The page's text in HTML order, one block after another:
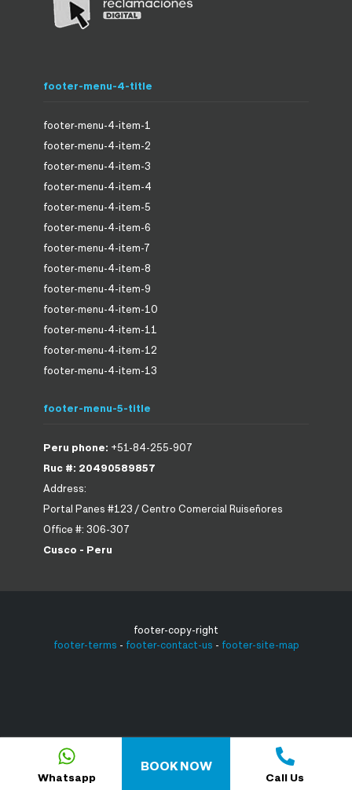
Whatsapp
BOOK NOW
Call Us
footer-menu-4-title
footer-menu-4-item-1
footer-menu-4-item-2
footer-menu-4-item-3
footer-menu-4-item-4
footer-menu-4-item-5
footer-menu-4-item-6
footer-menu-4-item-7
footer-menu-4-item-8
footer-menu-4-item-9
footer-menu-4-item-10
footer-menu-4-item-11
footer-menu-4-item-12
footer-menu-4-item-13
footer-menu-5-title
Peru phone: +51-84-255-907
Ruc #: 20490589857
Address:
Portal Panes #123 / Centro Comercial Ruiseñores
Office #: 306-307
Cusco - Peru
footer-copy-right
footer-terms - footer-contact-us - footer-site-map